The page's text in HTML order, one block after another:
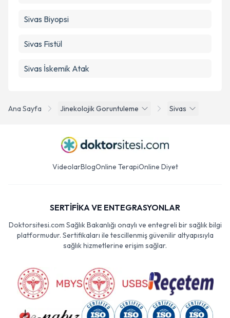
Ana Sayfa Jinekolojik Goruntuleme Sivas
Sivas Biyopsi
Sivas Fistül
Sivas İskemik Atak
VideolarBlogOnline TerapiOnline Diyet
SERTİFİKA VE ENTEGRASYONLAR
Doktorsitesi.com Sağlık Bakanlığı onaylı ve entegreli bir sağlık bilgi
platformudur. Sertifikaları ile tescillenmiş güvenilir altyapısıyla
sağlık hizmetlerine erişim sağlar.